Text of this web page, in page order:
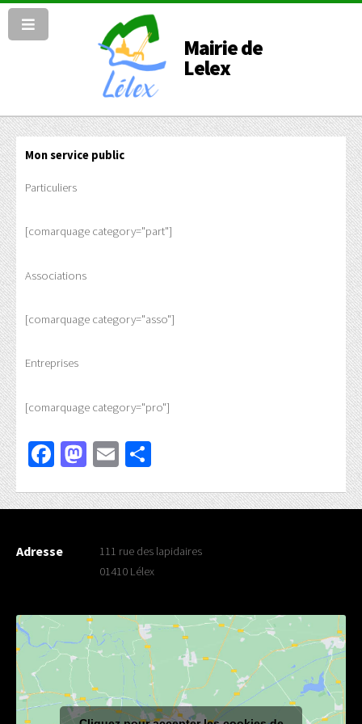
Mairie de
Lelex
Mon service public
Particuliers
[comarquage category="part"]
Associations
[comarquage category="asso"]
Entreprises
[comarquage category="pro"]
Facebook
Mastodon
Email
Adresse
111 rue des lapidaires
01410 Lélex